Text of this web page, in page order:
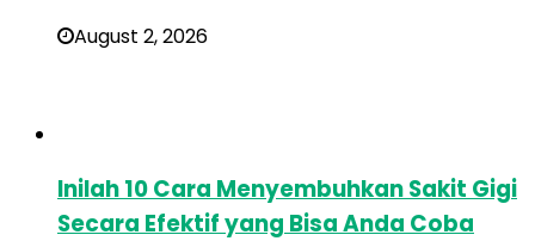
August 2, 2026
Inilah 10 Cara Menyembuhkan Sakit Gigi
Secara Efektif yang Bisa Anda Coba